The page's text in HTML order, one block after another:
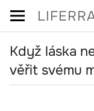
Skip
Když láska
věřit svému